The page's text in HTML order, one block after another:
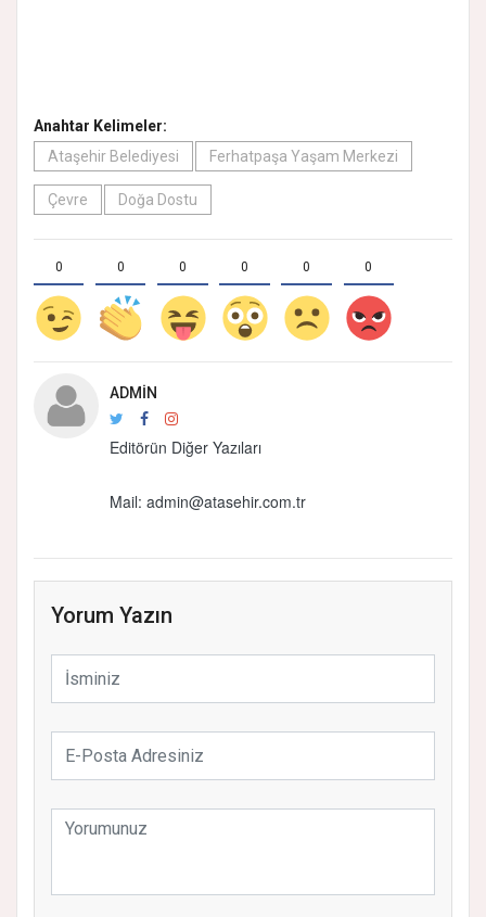
Anahtar Kelimeler:
Ataşehir Belediyesi
Ferhatpaşa Yaşam Merkezi
Çevre Doğa Dostu
0 0 0 0 0 0
ADMIN
Editörün Diğer Yazıları
Mail: admin@atasehir.com.tr
Yorum Yazın